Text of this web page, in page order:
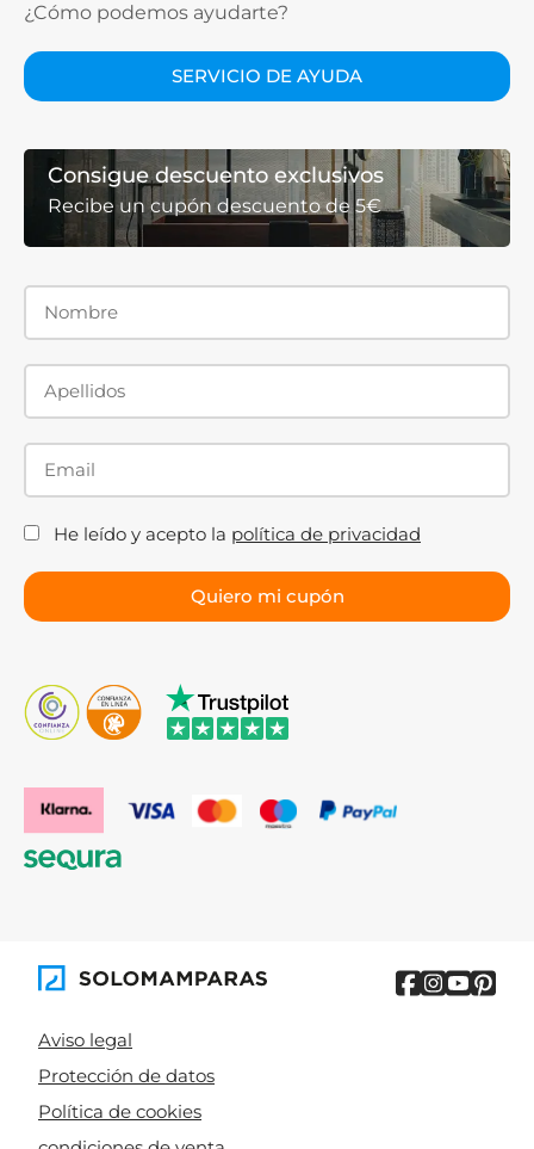
¿Cómo podemos ayudarte?
SERVICIO DE AYUDA
Consigue descuento exclusivos
Recibe un cupón descuento de 5€
He leído y acepto la política de privacidad
Aviso legal
Protección de datos
Política de cookies